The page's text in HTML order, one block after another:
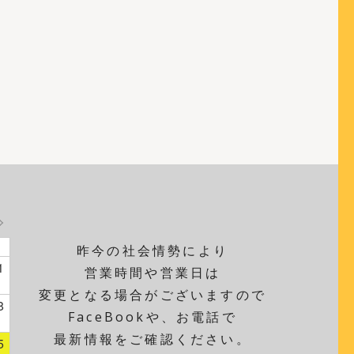
昨今の社会情勢により
営業時間や営業日は
変更となる場合がございますので
FaceBookや、お電話で
最新情報をご確認ください。